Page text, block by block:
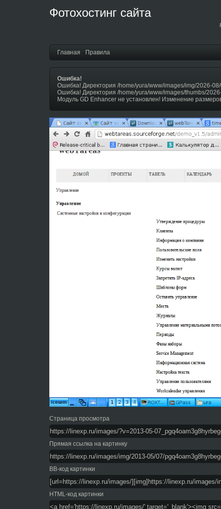
Фотохостинг сайта
Главная Правила
Ошибка!
Ошибка! Директория /home/yura/www/images/img/2026-
Ошибка! Директория /home/yura/www/images/thumbs/
Модуль GD Enhancer не установлен! Изменение
Страница просмотра
Прямая ссылка на картинку
BB-код картинки
HTML-код картинки